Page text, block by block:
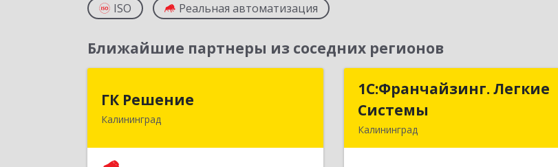
ISO Реальная автоматизация
Ближайшие партнеры из соседних регионов
ГК Решение
Калининград236038, Калининградская обл,
1С:Франчайзинг. Легкие
Системы
Калининград
1С:Франчайзинг. Легкие